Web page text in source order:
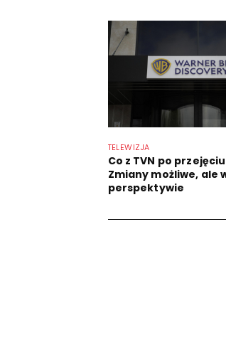
TELEWIZJA
Co z TVN po
Zmiany możliwe, ale
perspektywie